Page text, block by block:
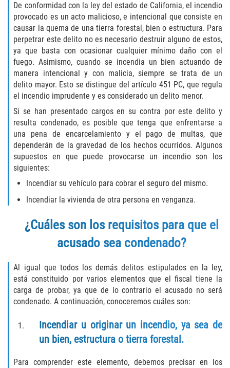
Agresión Contra un Agente del Orden
Público
Asuntos Posteriores a la Condena
Anulando o Rechazando una Condena
Certificado de Rehabilitación
Eliminación de Antecedentes Penales
Libertad Condicional Bajo Palabra
Sello de Registros de Arresto
Petición para Anular una Condena
por Asesinato
Violación de la Libertad Condicional
Conducir Bajo la Influencia de Drogas
Delincuencia Juvenil
Audiencias de Disposición
Audiencias de Detención
De conformidad con la ley del estado de California, el incendio
provocado es un acto malicioso, e intencional que consiste en
causar la quema de una tierra forestal, bien o estructura. Para
perpetrar este delito no es necesario destruir alguno de estos,
ya que basta con ocasionar cualquier mínimo daño con el
fuego. Asimismo, cuando se incendia un bien actuando de
manera intencional y con malicia, siempre se trata de un
delito mayor. Esto se distingue del artículo 451 PC, que regula
el incendio imprudente y es considerado un delito menor.
Si se han presentado cargos en su contra por este delito y
resulta condenado, es posible que tenga que enfrentarse a
una pena de encarcelamiento y el pago de multas, que
dependerán de la gravedad de los hechos ocurridos. Algunos
supuestos en que puede provocarse un incendio son los
siguientes:
Incendiar su vehículo para cobrar el seguro del mismo.
Incendiar la vivienda de otra persona en venganza.
¿Cuáles son los requisitos para que el
acusado sea condenado?
Al igual que todos los demás delitos estipulados en la ley,
está constituido por varios elementos que el fiscal tiene la
carga de probar, ya que de lo contrario el acusado no será
condenado. A continuación, conoceremos cuáles son:
Incendiar u originar un incendio, ya sea de
un bien, estructura o tierra forestal.
Para comprender este elemento, debemos precisar en los